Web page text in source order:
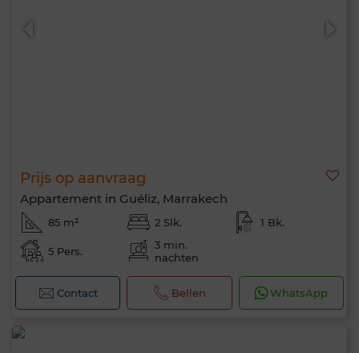
Prijs op aanvraag
Appartement in Guéliz, Marrakech
85 m² 2 Slk. 1 Bk.
5 Pers.
3 min.
nachten
Contact Bellen WhatsApp